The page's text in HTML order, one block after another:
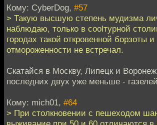
Кому: CyberDog, #57
> Такую высшую степень мудизма
наблюдаю, только в coolтурной
городах такой откровенной борзоты и
отмороженности не встречал.
Скатайся в Москву, Липецк и
последних двух уже меньше -
Кому: mich01, #64
> При столкновении с пешеходом